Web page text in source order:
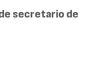
secretario de